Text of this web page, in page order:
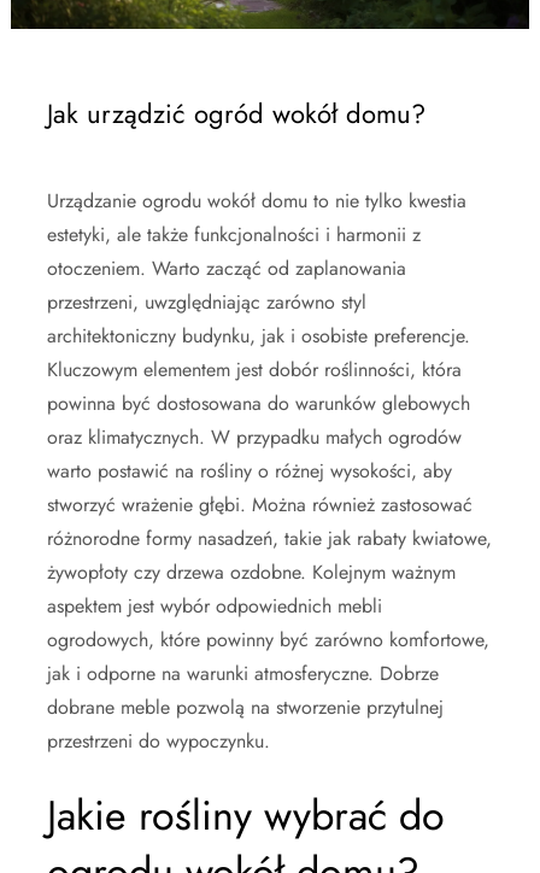
Jak urządzić ogród wokół domu?
Urządzanie ogrodu wokół domu to nie tylko kwestia
estetyki, ale także funkcjonalności i harmonii z
otoczeniem. Warto zacząć od zaplanowania
przestrzeni, uwzględniając zarówno styl
architektoniczny budynku, jak i osobiste preferencje.
Kluczowym elementem jest dobór roślinności, która
powinna być dostosowana do warunków glebowych
oraz klimatycznych. W przypadku małych ogrodów
warto postawić na rośliny o różnej wysokości, aby
stworzyć wrażenie głębi. Można również zastosować
różnorodne formy nasadzeń, takie jak rabaty kwiatowe,
żywopłoty czy drzewa ozdobne. Kolejnym ważnym
aspektem jest wybór odpowiednich mebli
ogrodowych, które powinny być zarówno komfortowe,
jak i odporne na warunki atmosferyczne. Dobrze
dobrane meble pozwolą na stworzenie przytulnej
przestrzeni do wypoczynku.
Jakie rośliny wybrać do